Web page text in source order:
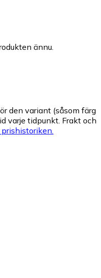
ännu.
den variant (såsom färg
varje tidpunkt. Frakt och